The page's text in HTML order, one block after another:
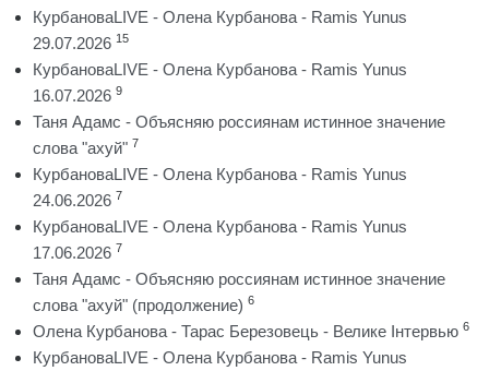
КурбановаLIVE - Олена Курбанова - Ramis Yunus
29.07.2026 15
КурбановаLIVE - Олена Курбанова - Ramis Yunus
16.07.2026 9
Таня Адамс - Объясняю россиянам истинное значение
слова "ахуй" 7
КурбановаLIVE - Олена Курбанова - Ramis Yunus
24.06.2026 7
КурбановаLIVE - Олена Курбанова - Ramis Yunus
17.06.2026 7
Таня Адамс - Объясняю россиянам истинное значение
слова "ахуй" (продолжение) 6
Олена Курбанова - Тарас Березовець - Велике Інтервью 6
КурбановаLIVE - Олена Курбанова - Ramis Yunus